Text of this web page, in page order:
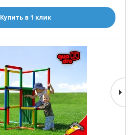
Купить в 1 клик